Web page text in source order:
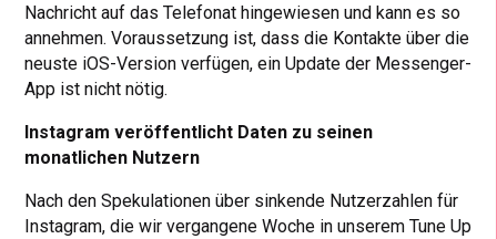
Nachricht auf das Telefonat hingewiesen und kann es so
annehmen. Voraussetzung ist, dass die Kontakte über die
neuste iOS-Version verfügen, ein Update der Messenger-
App ist nicht nötig.
Instagram veröffentlicht Daten zu seinen
monatlichen Nutzern
Nach den Spekulationen über sinkende Nutzerzahlen für
Instagram, die wir vergangene Woche in unserem Tune Up